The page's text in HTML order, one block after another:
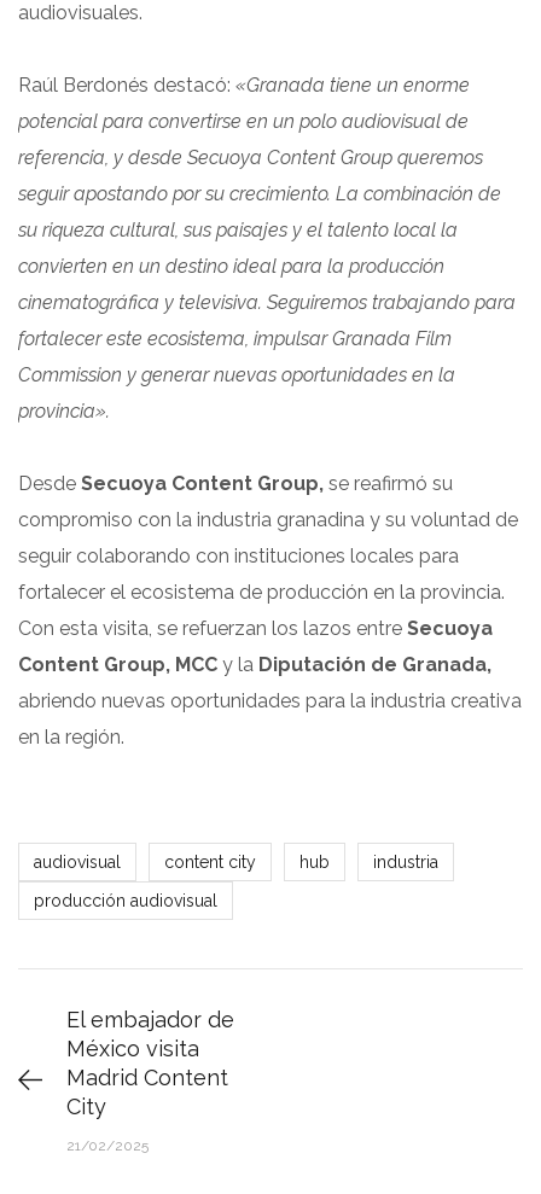
audiovisuales.
Raúl Berdonés destacó: «Granada tiene un enorme
potencial para convertirse en un polo audiovisual de
referencia, y desde Secuoya Content Group queremos
seguir apostando por su crecimiento. La combinación de
su riqueza cultural, sus paisajes y el talento local la
convierten en un destino ideal para la producción
cinematográfica y televisiva. Seguiremos trabajando para
fortalecer este ecosistema, impulsar Granada Film
Commission y generar nuevas oportunidades en la
provincia».
Desde Secuoya Content Group, se reafirmó su
compromiso con la industria granadina y su voluntad de
seguir colaborando con instituciones locales para
fortalecer el ecosistema de producción en la provincia.
Con esta visita, se refuerzan los lazos entre Secuoya
Content Group, MCC y la Diputación de Granada,
abriendo nuevas oportunidades para la industria creativa
en la región.
audiovisual content city hub
industria
producción audiovisual
El embajador de
México visita
Madrid Content
City
21/02/2025